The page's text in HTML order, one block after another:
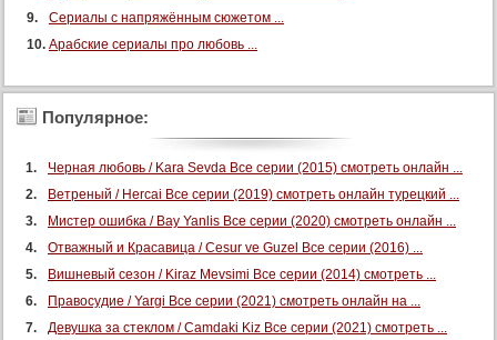
Сериалы с напряжённым сюжетом ...
Арабские сериалы про любовь ...
Популярное:
Черная любовь / Kara Sevda Все серии (2015) смотреть онлайн ...
Ветреный / Hercai Все серии (2019) смотреть онлайн турецкий ...
Мистер ошибка / Bay Yanlis Все серии (2020) смотреть онлайн ...
Отважный и Красавица / Cesur ve Guzel Все серии (2016) ...
Вишневый сезон / Kiraz Mevsimi Все серии (2014) смотреть ...
Правосудие / Yargi Все серии (2021) смотреть онлайн на ...
Девушка за стеклом / Camdaki Kiz Все серии (2021) смотреть ...